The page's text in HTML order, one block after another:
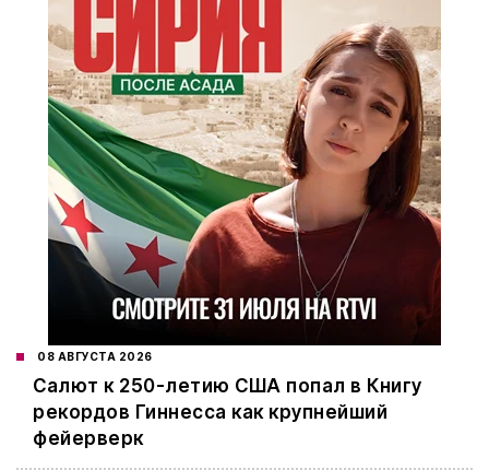
08 АВГУСТА 2026
Салют к 250-летию США попал в Книгу
рекордов Гиннесса как крупнейший
фейерверк